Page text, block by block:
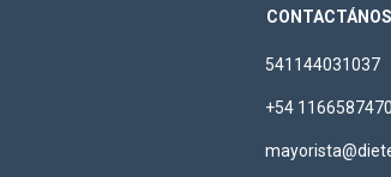
CONTACTÁNOS
541144031037
+54 1166587470